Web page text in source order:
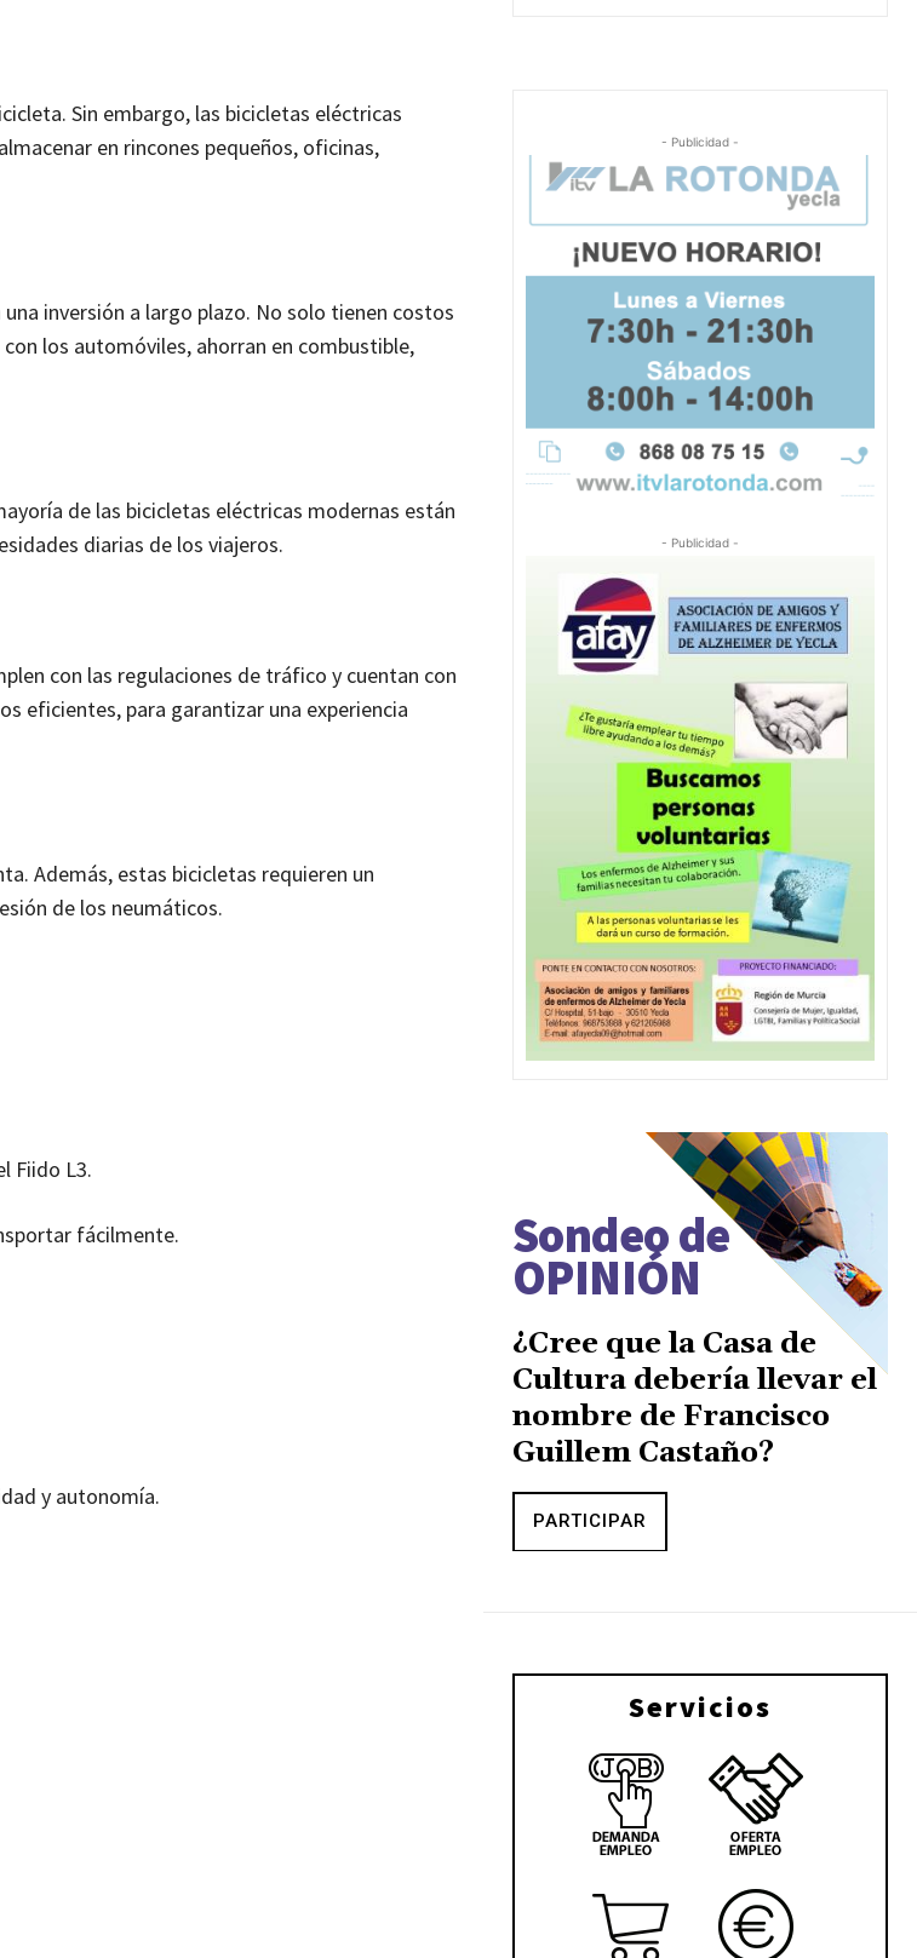
Sin embargo, las bicicletas eléctricas
en rincones pequeños, oficinas,
inversión a largo plazo. No solo tienen costos
los automóviles, ahorran en combustible,
de las bicicletas eléctricas modernas están
diarias de los viajeros.
con las regulaciones de tráfico y cuentan con
eficientes, para garantizar una experiencia
Además, estas bicicletas requieren un
de los neumáticos.
Fiido L3.
fácilmente.
y autonomía.
- Publicidad -
- Publicidad -
Sondeo de
OPINIÓN
¿Cree que la Casa de
Cultura debería llevar el
nombre de Francisco
Guillem Castaño?
PARTICIPAR
Servicios